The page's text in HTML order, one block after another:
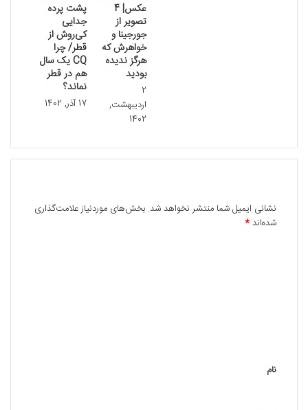
عکس| 4
تصویر از
جورجینا و
خواهرش که
هرگز ندیده
بودید
2
اردیبهشت,
1402
پشت پرده
جدایی
کی‌روش از
قطر/ چرا
CQ یک سال
هم در قطر
نماند؟
17 آذر, 1402
نشانی ایمیل شما منتشر نخواهد شد. بخش‌های موردنیاز علامت‌گذاری
شده‌اند*
*
نام